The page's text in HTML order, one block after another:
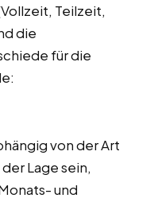
Teilzeit,
die
für die
von der Art
Lage sein,
und